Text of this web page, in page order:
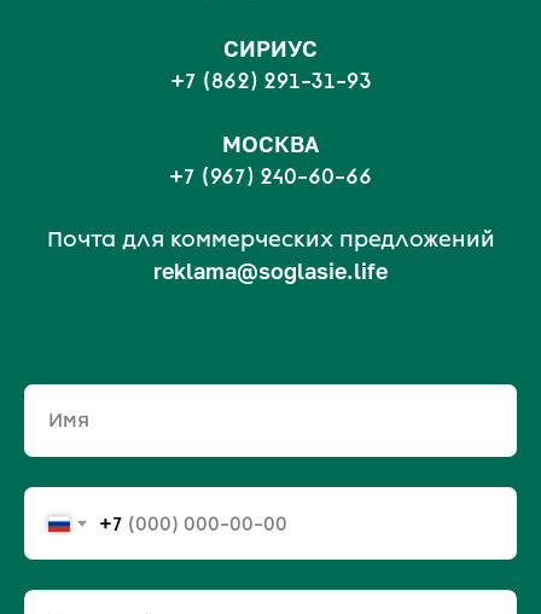
СИРИУС
+7 (862) 291-31-93
МОСКВА
+7 (967) 240-60-66
Почта для коммерческих предложений
reklama@soglasie.life
Имя
+7